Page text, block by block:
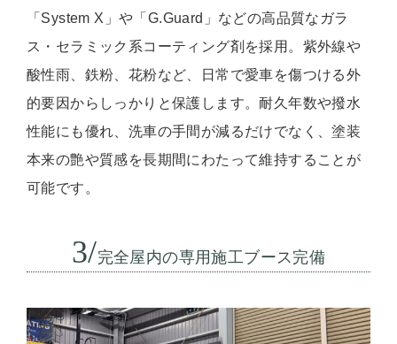
「System X」や「G.Guard」などの高品質なガラ
ス・セラミック系コーティング剤を採用。紫外線や
酸性雨、鉄粉、花粉など、日常で愛車を傷つける外
的要因からしっかりと保護します。耐久年数や撥水
性能にも優れ、洗車の手間が減るだけでなく、塗装
本来の艶や質感を長期間にわたって維持することが
可能です。
3/完全屋内の専用施工ブース完備